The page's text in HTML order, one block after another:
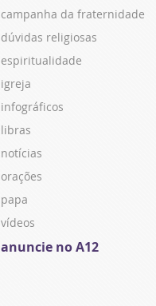
campanha da fraternidade
dúvidas religiosas
espiritualidade
igreja
infográficos
libras
notícias
orações
papa
vídeos
anuncie no A12